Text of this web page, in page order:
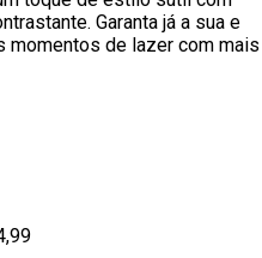
Garanta já a sua e
momentos de lazer com mais